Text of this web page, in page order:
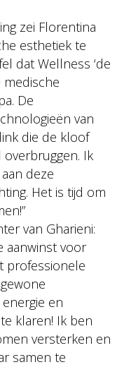
zei Florentina
esthetiek te
dat Wellness ‘de
medische
De
van
die de kloof
Ik
deze
Het is tijd om
van Gharieni:
aanwinst voor
professionele
en
klaren! Ik ben
versterken en
samen te